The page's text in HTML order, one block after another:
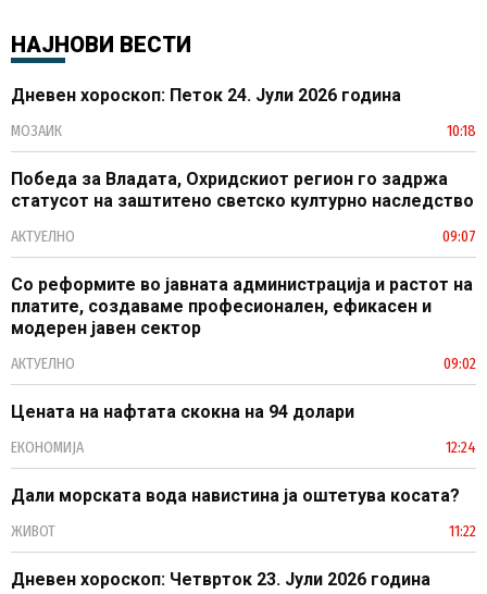
НАЈНОВИ ВЕСТИ
Дневен хороскоп: Петок 24. Јули 2026 година
МОЗАИК 10:18
Победа за Владата, Охридскиот регион го задржа
статусот на заштитено светско културно наследство
АКТУЕЛНО 09:07
Со реформите во јавната администрација и растот на
платите, создаваме професионален, ефикасен и
модерен јавен сектор
АКТУЕЛНО 09:02
Цената на нафтата скокна на 94 долари
ЕКОНОМИЈА 12:24
Дали морската вода навистина ја оштетува косата?
ЖИВОТ 11:22
Дневен хороскоп: Четврток 23. Јули 2026 година